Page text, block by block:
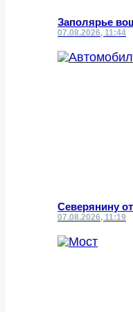
Заполярье
07.08.2026, 11:44
Северянину
07.08.2026, 11:19